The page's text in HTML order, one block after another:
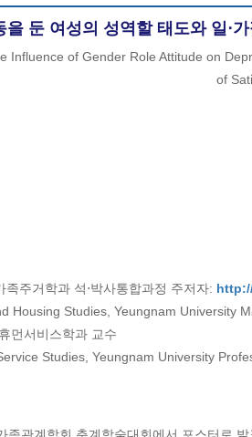
을 둔 여성의 성역할 태도와 일⋅
Influence of Gender Role Attitude on
of
주거학과 석⋅박사통합과정 주저자:
Housing Studies, Yeungnam University
먼서비스학과 교수
Studies, Yeungnam University
족관계학회 춘계학술대회에서 포스터로